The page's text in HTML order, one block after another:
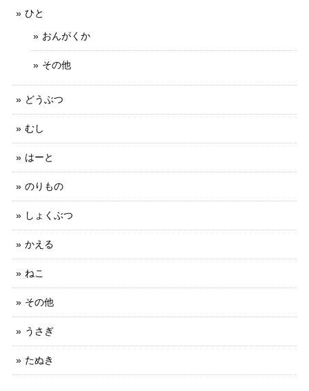
ひと
おんがくか
その他
どうぶつ
むし
はーと
のりもの
しょくぶつ
かえる
ねこ
その他
うさぎ
たぬき